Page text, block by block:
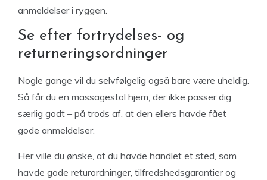
anmeldelser i ryggen.
Se efter fortrydelses- og
returneringsordninger
Nogle gange vil du selvfølgelig også bare være uheldig.
Så får du en massagestol hjem, der ikke passer dig
særlig godt – på trods af, at den ellers havde fået
gode anmeldelser.
Her ville du ønske, at du havde handlet et sted, som
havde gode returordninger, tilfredshedsgarantier og